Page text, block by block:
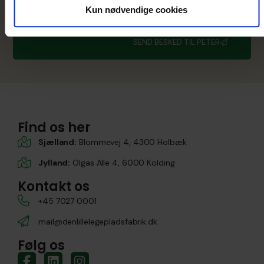
Kun nødvendige cookies
SEND BESKED TIL PETER
Find os her
Sjælland: Blommevej 4, 4300 Holbæk
Jylland: Olgas Alle 4, 6000 Kolding
Kontakt os
+45 7027 0001
mail@denlillelegepladsfabrik.dk
Følg os